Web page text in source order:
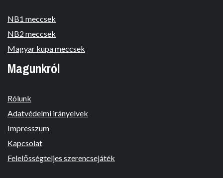
NB1 meccsek
NB2 meccsek
Magyar kupa meccsek
Magunkról
Rólunk
Adatvédelmi irányelvek
Impresszum
Kapcsolat
Felelősségteljes szerencsejáték